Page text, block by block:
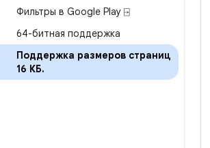
Фильтры в Google Play ⍈
64-битная поддержка
Поддержка размеров страниц
16 КБ.